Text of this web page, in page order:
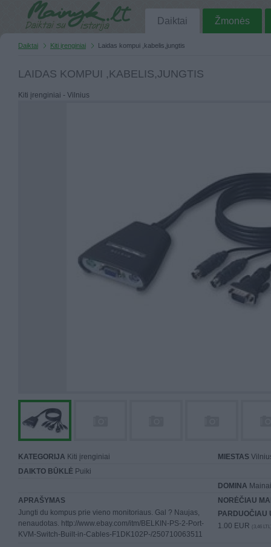
Daiktai Žmonės
Daiktai Kiti įrenginiai Laidas kompui ,kabelis,jungtis
LAIDAS KOMPUI ,KABELIS,JUNGTIS
Kiti įrenginiai - Vilnius
KATEGORIJA Kiti įrenginiai MIESTAS
DAIKTO BŪKLĖ Puiki
DOMINA
APRAŠYMAS
Jungti du kompus prie vieno monitoriaus. Gal ? Naujas,
nenaudotas. http://www.ebay.com/itm/BELKIN-PS-2-Port-
KVM-Switch-Built-in-Cables-F1DK102P-/250710063511
NORĖČIAU
PARDUOČIAU
1.00 EUR (3,46